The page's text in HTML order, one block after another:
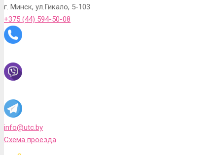
г. Минск, ул.Гикало, 5-103
+375 (44) 594-50-08
info@utc.by
Схема проезда